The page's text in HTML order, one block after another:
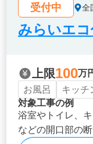
受付中 全
みらいエ
上限100万
お風呂
キッチ
対象工事の例
浴室やトイレ、
などの開口部の